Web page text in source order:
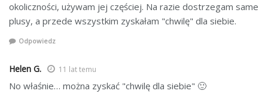
okoliczności, używam jej częściej. Na razie dostrzegam same
plusy, a przede wszystkim zyskałam "chwilę" dla siebie.
Odpowiedz
Helen G. 11 lat temu
No właśnie… można zyskać "chwilę dla siebie" 🙂